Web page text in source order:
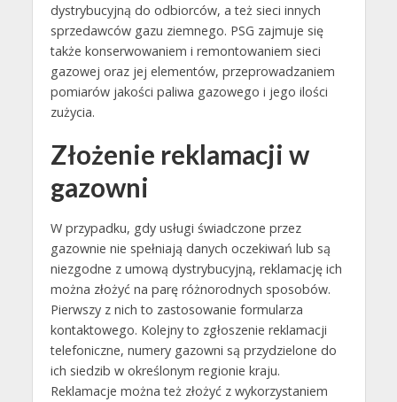
dystrybucyjną do odbiorców, a też sieci innych
sprzedawców gazu ziemnego. PSG zajmuje się
także konserwowaniem i remontowaniem sieci
gazowej oraz jej elementów, przeprowadzaniem
pomiarów jakości paliwa gazowego i jego ilości
zużycia.
Złożenie reklamacji w
gazowni
W przypadku, gdy usługi świadczone przez
gazownie nie spełniają danych oczekiwań lub są
niezgodne z umową dystrybucyjną, reklamację ich
można złożyć na parę różnorodnych sposobów.
Pierwszy z nich to zastosowanie formularza
kontaktowego. Kolejny to zgłoszenie reklamacji
telefoniczne, numery gazowni są przydzielone do
ich siedzib w określonym regionie kraju.
Reklamacje można też złożyć z wykorzystaniem